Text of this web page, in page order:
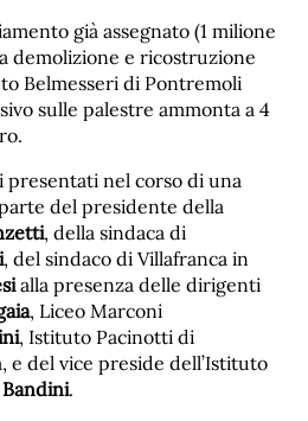
già assegnato (1 milione
demolizione e ricostruzione
Belmesseri di Pontremoli
sulle palestre ammonta a 4
nel corso di una
del presidente della
, della sindaca di
, del sindaco di Villafranca in
alla presenza delle dirigenti
, Liceo Marconi
, Istituto Pacinotti di
e del vice preside dell’Istituto
.